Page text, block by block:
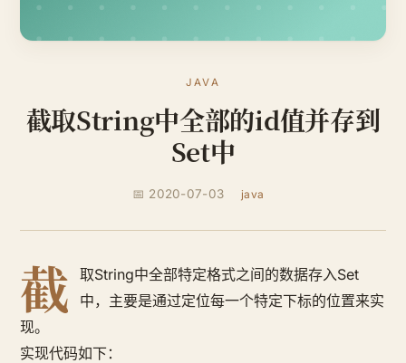
JAVA
截取String中全部的id值并存到
Set中
📅 2020-07-03 java
截
取String中全部特定格式之间的数据存入Set
中，主要是通过定位每一个特定下标的位置来实
现。
实现代码如下：